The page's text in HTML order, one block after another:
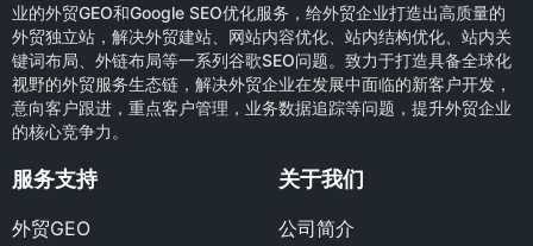
业的外贸GEO和Google SEO优化服务，给外贸企业打造出高质量的
外贸独立站，解决外贸建站、网站内容优化、站内结构优化、站内关
键词布局、外链布局等一系列谷歌SEO问题。致力于打造具备全球化
视野的外贸服务生态链，解决外贸企业在发展中面临的新客户开发，
意向客户跟进，重点客户管理，业务数据追踪等问题，提升外贸企业
的核心竞争力。
服务支持
外贸GEO
关于我们
公司简介